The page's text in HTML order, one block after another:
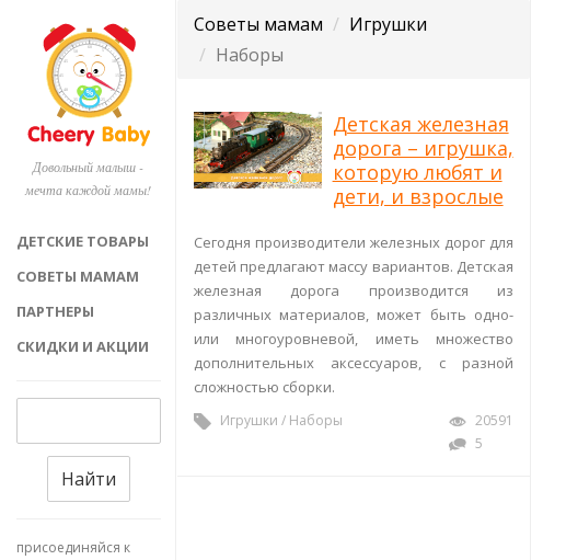
Довольный малыш -
мечта каждой мамы!
ДЕТСКИЕ ТОВАРЫ
СОВЕТЫ МАМАМ
ПАРТНЕРЫ
СКИДКИ И АКЦИИ
Найти
присоединяйся к
Советы мамам
Игрушки
Наборы
Детская железная
дорога – игрушка,
которую любят и
дети, и взрослые
Сегодня производители железных дорог для
детей предлагают массу вариантов. Детская
железная дорога производится из
различных материалов, может быть одно-
или многоуровневой, иметь множество
дополнительных аксессуаров, с разной
сложностью сборки.
Игрушки / Наборы
20591
5